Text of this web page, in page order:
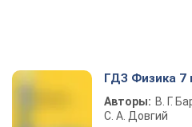
ГДЗ Физика 7
Авторы: В. Г.
С. А. Довгий